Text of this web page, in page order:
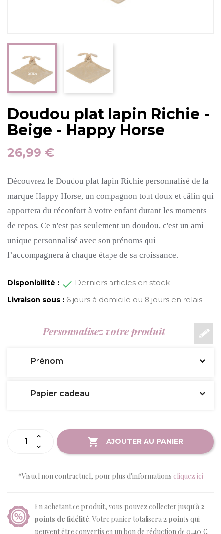
Doudou plat lapin Richie -
Beige - Happy Horse
26,99 €
Découvrez le Doudou plat lapin Richie personnalisé de la
marque Happy Horse, un compagnon tout doux et câlin qui
apportera du réconfort à votre enfant durant les moments
de repos. Ce n'est pas seulement un doudou, c'est un ami
unique personnalisé avec son prénoms qui
l’accompagnera à chaque étape de sa croissance.
Disponibilité : Derniers articles en stock
Livraison sous : 6 jours à domicile ou 8 jours en relais
Personnalisez votre produit
Prénom
Papier cadeau
AJOUTER AU PANIER
*Visuel non contractuel, pour plus d'informations cliquez ici
En achetant ce produit, vous pouvez collecter jusqu'à2
points de fidélité. Votre panier totalisera2points qui
peuvent être convertis en un bon de réduction de 0,40 €.